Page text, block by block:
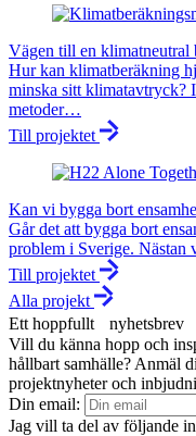
Vägen till en klimatneutral
Hur kan klimatberäkning
minska sitt klimatavtryck?
metoder…
Till projektet
Kan vi bygga bort
Går det att bygga bort
problem i Sverige.
Till projektet
Alla projekt
Ett hoppfullt nyhetsbrev
Vill du känna hopp och
hållbart samhälle? Anmäl
projektnyheter och
Din email:
Jag vill ta del av följande